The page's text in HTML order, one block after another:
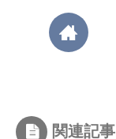
関連記事